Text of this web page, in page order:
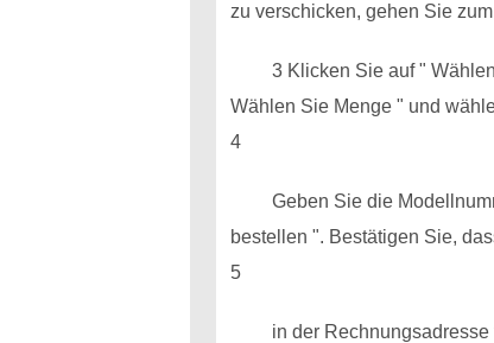
zu verschicken, gehen Sie
3 Klicken Sie auf "
Wählen Sie Menge " und
4
Geben Sie die
bestellen ". Bestätigen Sie,
5
in der